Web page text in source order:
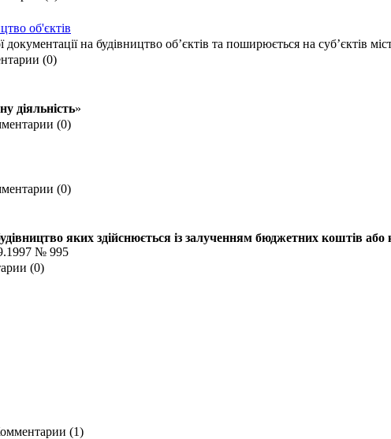
об'єктів
на будівництво об’єктів та поширюється на суб’єктів
(0)
діяльність»
(0)
(0)
яких здійснюється із залученням бюджетних коштів або
№ 995
(0)
(1)